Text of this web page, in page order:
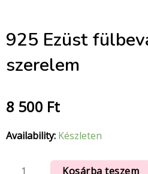
925 Ezüst
szerelem
8 500 Ft
Availability: Készleten
Kosárba teszem